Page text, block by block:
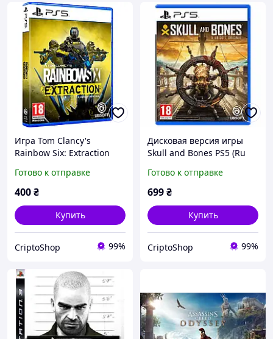
Игра Tom Clancy's
Rainbow Six: Extraction
(PPSA01516)
Готово к отправке
400₴
Купить
CriptoShop 99%
Дисковая версия игры
Skull and Bones PS5 (Ru
Готово к отправке
699₴
Купить
CriptoShop 99%